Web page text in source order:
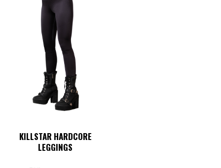
KILLSTAR HARDCORE
LEGGINGS